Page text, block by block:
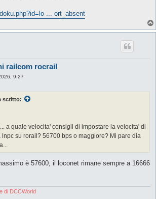
... ort_absent
railcom rocrail
9:27
scritto:
a quale velocita' consigli di impostare la velocita' di
su rorail? 56700 bps o maggiore? Mi pare dia
è 57600, il loconet rimane sempre a 16666
di DCCWorld